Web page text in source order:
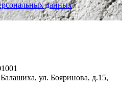
данных>
ул. Бояринова, д.15,